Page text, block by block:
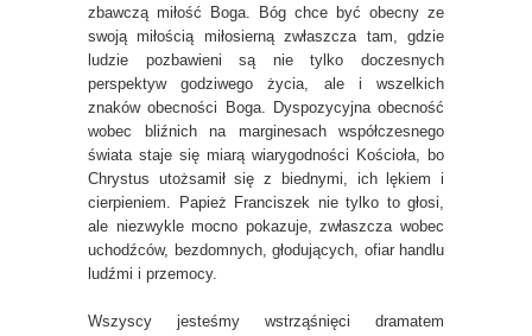
zbawczą miłość Boga. Bóg chce być obecny ze
swoją miłością miłosierną zwłaszcza tam, gdzie
ludzie pozbawieni są nie tylko doczesnych
perspektyw godziwego życia, ale i wszelkich
znaków obecności Boga. Dyspozycyjna obecność
wobec bliźnich na marginesach współczesnego
świata staje się miarą wiarygodności Kościoła, bo
Chrystus utożsamił się z biednymi, ich lękiem i
cierpieniem. Papież Franciszek nie tylko to głosi,
ale niezwykle mocno pokazuje, zwłaszcza wobec
uchodźców, bezdomnych, głodujących, ofiar handlu
ludźmi i przemocy.
Wszyscy jesteśmy wstrząśnięci dramatem